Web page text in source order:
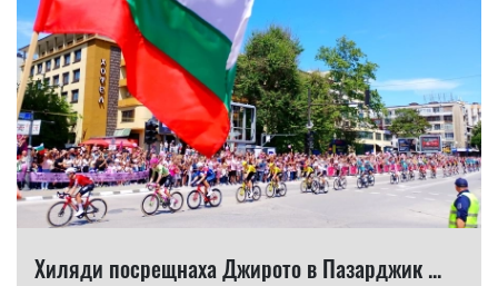
Хиляди посрещнаха Джирото в Пазарджик ...